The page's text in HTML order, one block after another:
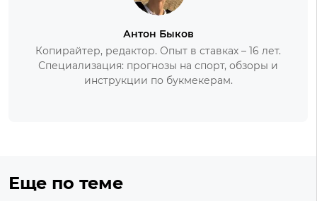
Антон Быков
Копирайтер, редактор. Опыт в ставках – 16 лет.
Специализация: прогнозы на спорт, обзоры и
инструкции по букмекерам.
Еще по теме